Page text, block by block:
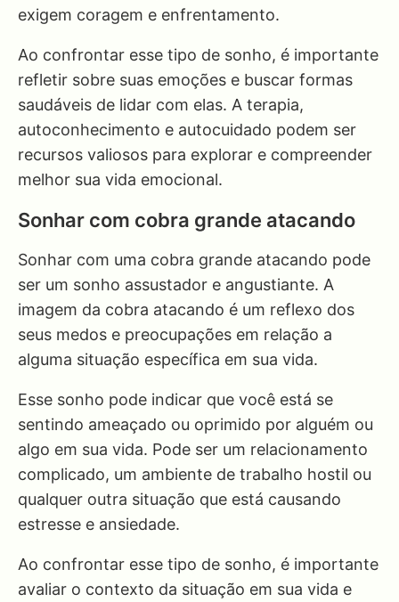
exigem coragem e enfrentamento.
Ao confrontar esse tipo de sonho, é importante
refletir sobre suas emoções e buscar formas
saudáveis de lidar com elas. A terapia,
autoconhecimento e autocuidado podem ser
recursos valiosos para explorar e compreender
melhor sua vida emocional.
Sonhar com cobra grande atacando
Sonhar com uma cobra grande atacando pode
ser um sonho assustador e angustiante. A
imagem da cobra atacando é um reflexo dos
seus medos e preocupações em relação a
alguma situação específica em sua vida.
Esse sonho pode indicar que você está se
sentindo ameaçado ou oprimido por alguém ou
algo em sua vida. Pode ser um relacionamento
complicado, um ambiente de trabalho hostil ou
qualquer outra situação que está causando
estresse e ansiedade.
Ao confrontar esse tipo de sonho, é importante
avaliar o contexto da situação em sua vida e